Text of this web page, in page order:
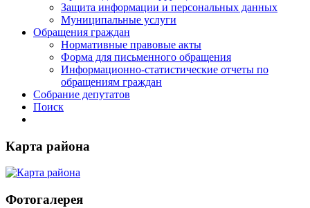
Защита информации и персональных данных
Муниципальные услуги
Обращения граждан
Нормативные правовые акты
Форма для письменного обращения
Информационно-статистические отчеты по
обращениям граждан
Собрание депутатов
Поиск
Карта района
Фотогалерея